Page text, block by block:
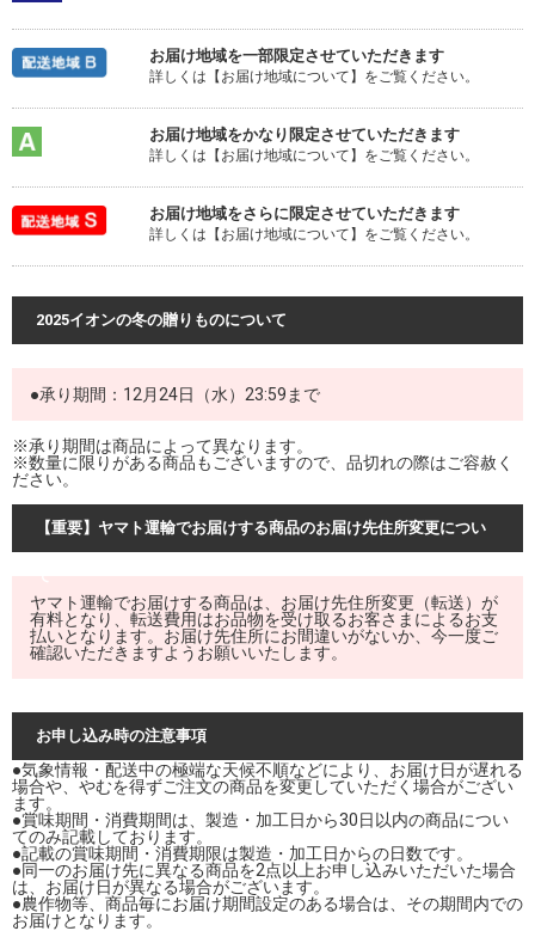
お届け地域を一部限定させていただきます
詳しくは【お届け地域について】をご覧ください。
お届け地域をかなり限定させていただきます
詳しくは【お届け地域について】をご覧ください。
お届け地域をさらに限定させていただきます
詳しくは【お届け地域について】をご覧ください。
2025イオンの冬の贈りものについて
●承り期間：12月24日（水）23:59まで
※承り期間は商品によって異なります。
※数量に限りがある商品もございますので、品切れの際はご容赦く
ださい。
【重要】ヤマト運輸でお届けする商品のお届け先住所変更につい
ヤマト運輸でお届けする商品は、お届け先住所変更（転送）が
有料となり、転送費用はお品物を受け取るお客さまによるお支
払いとなります。お届け先住所にお間違いがないか、今一度ご
確認いただきますようお願いいたします。
お申し込み時の注意事項
●気象情報・配送中の極端な天候不順などにより、お届け日が遅れる
場合や、やむを得ずご注文の商品を変更していただく場合がござい
ます。
●賞味期間・消費期間は、製造・加工日から30日以内の商品につい
てのみ記載しております。
●記載の賞味期間・消費期限は製造・加工日からの日数です。
●同一のお届け先に異なる商品を2点以上お申し込みいただいた場合
は、お届け日が異なる場合がございます。
●農作物等、商品毎にお届け期間設定のある場合は、その期間内での
お届けとなります。